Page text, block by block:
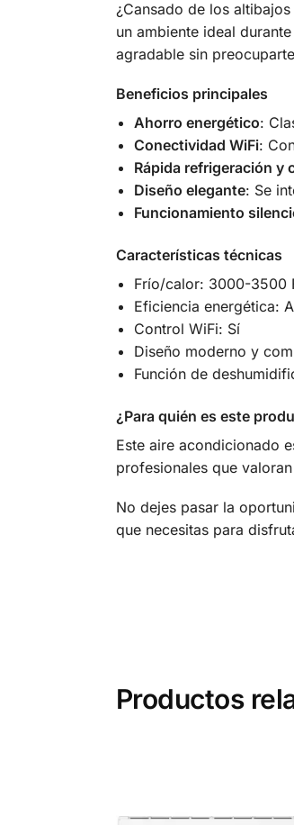
¿Cansado de los
un ambiente ideal
agradable sin
Beneficios principales
Ahorro energético:
Conectividad WiFi:
Rápida refrigeración y
Diseño elegante: Se
Funcionamiento
Características técnicas
Frío/calor: 3000-3500
Eficiencia energética:
Control WiFi: Sí
Diseño moderno y
Función de
¿Para quién es este
Este aire acondicionado
profesionales que
No dejes pasar la
que necesitas para
Productos